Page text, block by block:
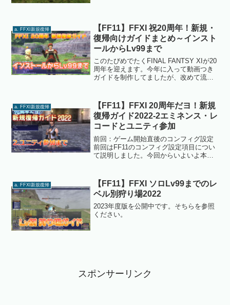
ットキャンペ...
a. FFXI新規復帰
【FF11】FFXI 祝20周年！新規・
復帰向けガイドまとめ～インスト
ールからLv99まで
このたびめでたくFINAL FANTSY XIが20
周年を迎えます。今年に入って動画つき
ガイドを制作してましたが、改めて流れ
ンラインゲームなので、プレイするに
あ...
a. FFXI新規復帰
【FF11】FFXI 20周年だヨ！新規
復帰ガイド2022-2エミネンス・レ
コードとユニティ参加
前回：ゲーム開始直後のコンフィグ設定
前回はFF11のコンフィグ設定項目につい
て説明しました。今回からいよいよ本格
っていますので、そのあたりの説明で
す。HPと本をチェッ...
a. FFXI新規復帰
【FF11】FFXI ソロLv99までのレ
ベル別狩り場2022
2023年度版を公開中です。そちらを参照
ください。
スポンサーリンク